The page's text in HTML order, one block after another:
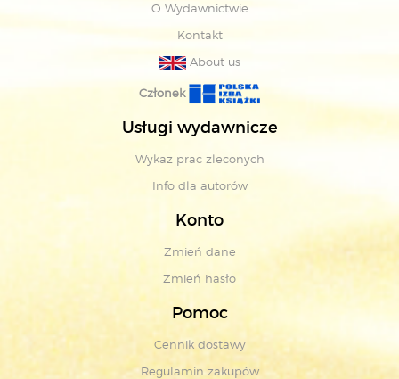
O Wydawnictwie
Kontakt
About us
Członek
Usługi wydawnicze
Wykaz prac zleconych
Info dla autorów
Konto
Zmień dane
Zmień hasło
Pomoc
Cennik dostawy
Regulamin zakupów